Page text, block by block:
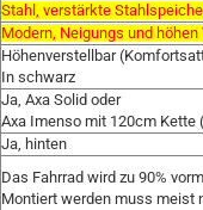
Stahl, verstärkte
Modern, Neigungs und
Höhenverstellbar
In schwarz
Ja, Axa Solid oder
Axa Imenso mit 120cm Kette
Ja, hinten
Das Fahrrad wird zu 90%
Montiert werden muss meist